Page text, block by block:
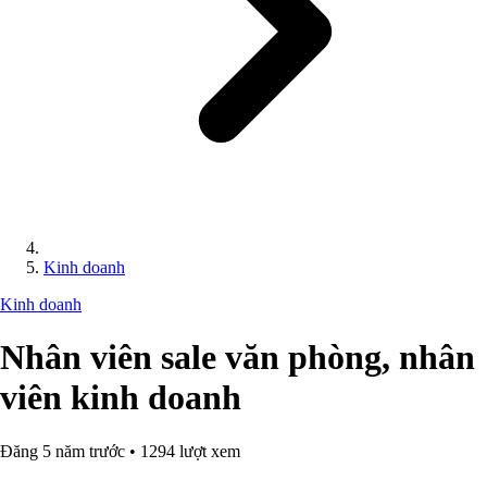
Kinh doanh
Kinh doanh
Nhân viên sale văn phòng, nhân
viên kinh doanh
Đăng 5 năm trước • 1294 lượt xem